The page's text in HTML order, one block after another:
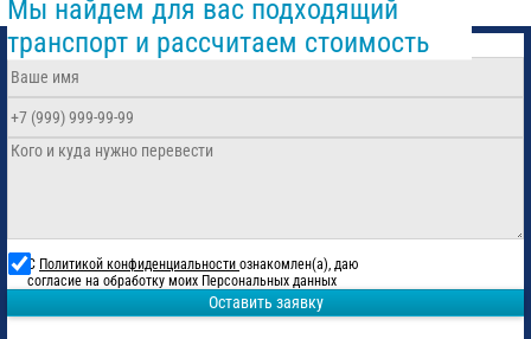
Мы найдем для вас подходящий
транспорт и рассчитаем стоимость
С Политикой конфиденциальности ознакомлен(а), даю
согласие на обработку моих Персональных данных
Оставить заявку